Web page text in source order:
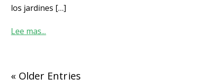
los jardines […]
Lee mas...
« Older Entries